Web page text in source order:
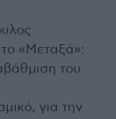
«Μεταξά»:
του
για την